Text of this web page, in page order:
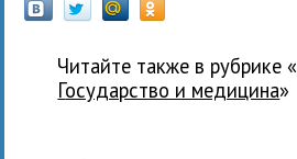
Читайте также в рубрике «
государство и медицина»